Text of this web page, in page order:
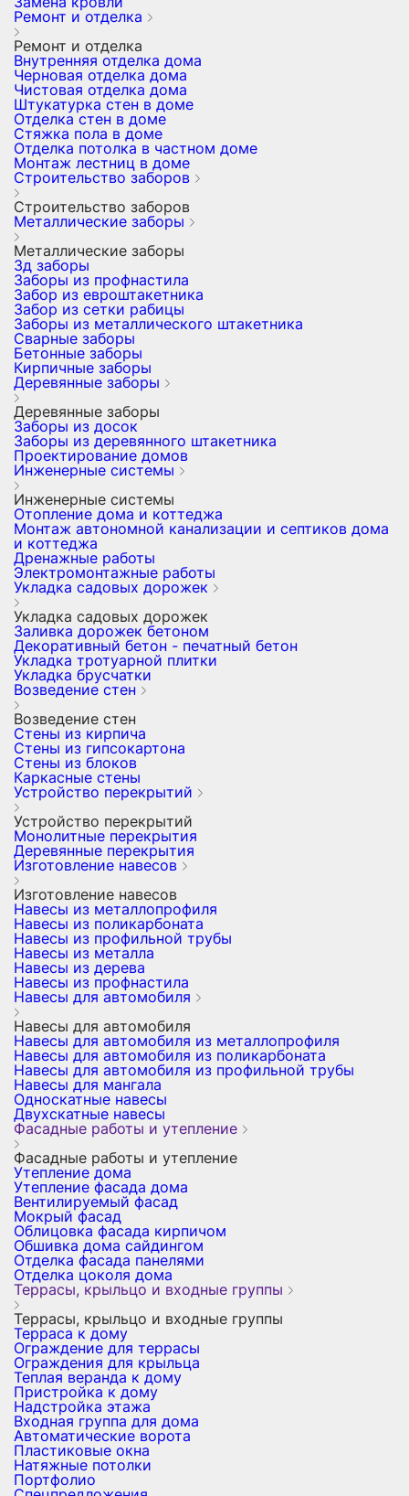
Ремонт и отделка
Ремонт и отделка
Внутренняя отделка дома
Черновая отделка дома
Чистовая отделка дома
Штукатурка стен в доме
Отделка стен в доме
Стяжка пола в доме
Отделка потолка в частном доме
Монтаж лестниц в доме
Строительство заборов
Строительство заборов
Металлические заборы
Металлические заборы
3д заборы
Заборы из профнастила
Забор из евроштакетника
Забор из сетки рабицы
Заборы из металлического штакетника
Сварные заборы
Бетонные заборы
Кирпичные заборы
Деревянные заборы
Деревянные заборы
Заборы из досок
Заборы из деревянного штакетника
Проектирование домов
Инженерные системы
Инженерные системы
Отопление дома и коттеджа
Монтаж автономной канализации и септиков дома
и коттеджа
Дренажные работы
Электромонтажные работы
Укладка садовых дорожек
Укладка садовых дорожек
Заливка дорожек бетоном
Декоративный бетон - печатный бетон
Укладка тротуарной плитки
Укладка брусчатки
Возведение стен
Возведение стен
Стены из кирпича
Стены из гипсокартона
Стены из блоков
Каркасные стены
Устройство перекрытий
Устройство перекрытий
Монолитные перекрытия
Деревянные перекрытия
Изготовление навесов
Изготовление навесов
Навесы из металлопрофиля
Навесы из поликарбоната
Навесы из профильной трубы
Навесы из металла
Навесы из дерева
Навесы из профнастила
Навесы для автомобиля
Навесы для автомобиля
Навесы для автомобиля из металлопрофиля
Навесы для автомобиля из поликарбоната
Навесы для автомобиля из профильной трубы
Навесы для мангала
Односкатные навесы
Двухскатные навесы
Фасадные работы и утепление
Фасадные работы и утепление
Утепление дома
Утепление фасада дома
Вентилируемый фасад
Мокрый фасад
Облицовка фасада кирпичом
Обшивка дома сайдингом
Отделка фасада панелями
Отделка цоколя дома
Террасы, крыльцо и входные группы
Террасы, крыльцо и входные группы
Терраса к дому
Ограждение для террасы
Ограждения для крыльца
Теплая веранда к дому
Пристройка к дому
Надстройка этажа
Входная группа для дома
Автоматические ворота
Пластиковые окна
Натяжные потолки
Портфолио